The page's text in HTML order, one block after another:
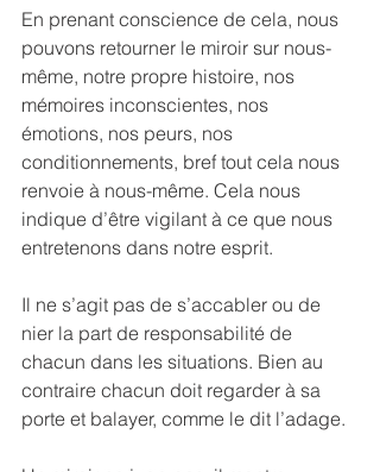
En prenant conscience de cela, nous
pouvons retourner le miroir sur nous-
même, notre propre histoire, nos
mémoires inconscientes, nos
émotions, nos peurs, nos
conditionnements, bref tout cela nous
renvoie à nous-même. Cela nous
indique d’être vigilant à ce que nous
entretenons dans notre esprit.
Il ne s’agit pas de s’accabler ou de
nier la part de responsabilité de
chacun dans les situations. Bien au
contraire chacun doit regarder à sa
porte et balayer, comme le dit l’adage.